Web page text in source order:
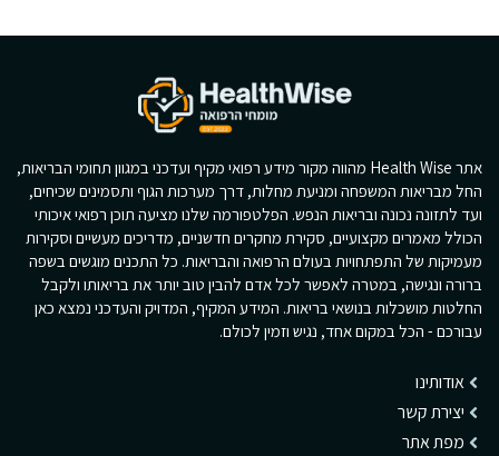
אתר Health Wise מהווה מקור מידע רפואי מקיף ועדכני במגוון תחומי הבריאות,
החל מבריאות המשפחה ומניעת מחלות, דרך מערכות הגוף ותסמינים שכיחים,
ועד לתזונה נכונה ובריאות הנפש. הפלטפורמה שלנו מציעה תוכן רפואי איכותי
הכולל מאמרים מקצועיים, סקירת מחקרים חדשניים, מדריכים מעשיים וסקירות
מעמיקות של התפתחויות בעולם הרפואה והבריאות. כל התכנים מוגשים בשפה
ברורה ונגישה, במטרה לאפשר לכל אדם להבין טוב יותר את בריאותו ולקבל
החלטות מושכלות בנושאי בריאות. המידע המקיף, המדויק והעדכני נמצא כאן
עבורכם - הכל במקום אחד, נגיש וזמין לכולם.
אודותינו
יצירת קשר
מפת אתר